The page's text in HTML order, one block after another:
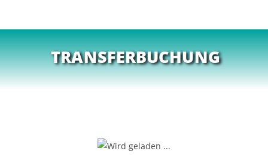
TRANSFERBUCHUNG